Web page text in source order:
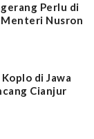
Perlu di
Menteri Nusron
di Jawa
Cianjur